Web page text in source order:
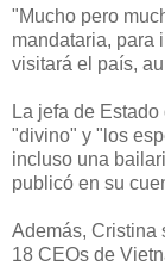
"Mucho pero
mandataria, para
visitará el país,
La jefa de
"divino" y "los
incluso una
publicó en su
Además, Cristina
18 CEOs de